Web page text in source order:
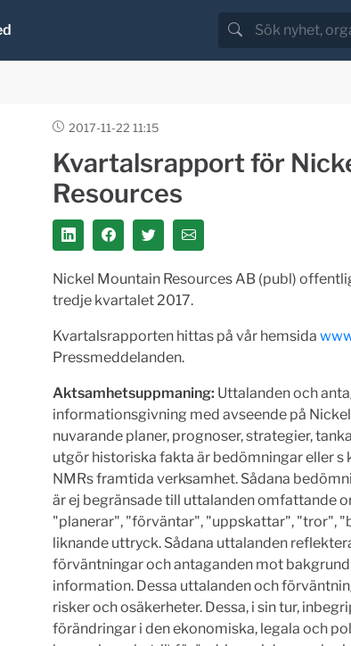
2017-11-22 11:15
Kvartalsrapport för
Resources
Nickel Mountain Resources AB (publ)
tredje kvartalet 2017.
Kvartalsrapporten hittas på vår hemsida
Pressmeddelanden.
Aktsamhetsuppmaning: Uttalanden och
informationsgivning med avseende på
nuvarande planer, prognoser, strategier,
utgör historiska fakta är bedömningar eller
NMRs framtida verksamhet. Sådana
är ej begränsade till uttalanden omfattande
"planerar", "förväntar", "uppskattar", "tror",
liknande uttryck. Sådana uttalanden
förväntningar och antaganden mot
information. Dessa uttalanden och
risker och osäkerheter. Dessa, i sin tur,
förändringar i den ekonomiska, legala och